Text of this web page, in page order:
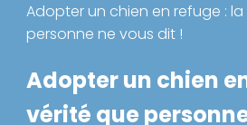
Adopter un chien en refuge :
personne ne vous dit !
Adopter un chien
vérité que